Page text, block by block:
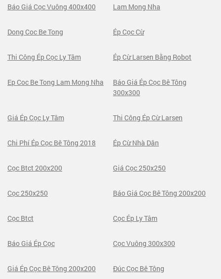
Báo Giá Cọc Vuông 400x400 Lam Mong Nha
Dong Coc Be Tong Ép Cọc Cừ
Thi Công Ép Cọc Ly Tâm Ép Cừ Larsen Bằng Robot
Ep Coc Be Tong Lam Mong Nha
Báo Giá Ép Cọc Bê Tông
300x300
Giá Ép Cọc Ly Tâm Thi Công Ép Cừ Larsen
Chi Phí Ép Cọc Bê Tông 2018 Ép Cừ Nhà Dân
Cọc Btct 200x200 Giá Cọc 250x250
Cọc 250x250 Báo Giá Cọc Bê Tông 200x200
Cọc Btct Cọc Ép Ly Tâm
Báo Giá Ép Cọc Cọc Vuông 300x300
Giá Ép Cọc Bê Tông 200x200 Đúc Cọc Bê Tông